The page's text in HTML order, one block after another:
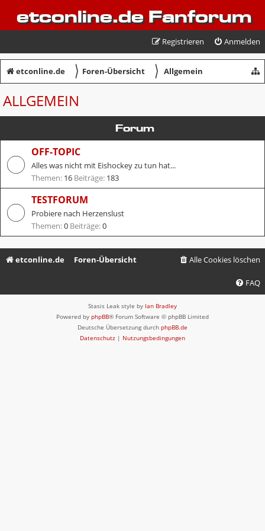
etconline.de Fanforum
Anmelden
Registrieren
etconline.de 〉 Foren-Übersicht 〉 Allgemein
ALLGEMEIN
Forum
OFF-TOPIC
Alles was nicht mit Eishockey zu tun hat...
Themen: 16 Beiträge: 183
TESTFORUM
Probiere nach Herzenslust
Themen:0 Beiträge:0
etconline.de Foren-Übersicht Alle Cookies löschen
FAQ
Stasis Leak style by Ian Bradley
Powered by phpBB® Forum Software © phpBB Limited
Deutsche Übersetzung durch phpBB.de
Datenschutz | Nutzungsbedingungen